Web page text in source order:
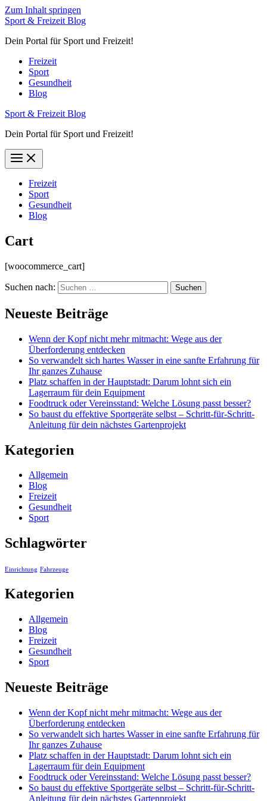
Zum Inhalt springen
Sport & Freizeit Blog
Dein Portal für Sport und Freizeit!
Freizeit
Sport
Gesundheit
Blog
Sport & Freizeit Blog
Dein Portal für Sport und Freizeit!
Freizeit
Sport
Gesundheit
Blog
Cart
[woocommerce_cart]
Suchen nach:
Neueste Beiträge
Wenn der Kopf nicht mehr mitmacht: Wege aus der
Überforderung entdecken
So verwandelt sich hartes Wasser in eine sanfte Erfahrung für
Ihr ganzes Zuhause
Platz schaffen in der Hauptstadt: Darum lohnt sich ein
Lagerraum für dein Equipment
Foodtruck oder Vereinsstand: Welche Lösung passt besser?
So baust du effektive Sportgeräte selbst – Schritt-für-Schritt-
Anleitung für dein nächstes Gartenprojekt
Kategorien
Allgemein
Blog
Freizeit
Gesundheit
Sport
Schlagwörter
Einrichtung Fahrzeuge
Kategorien
Allgemein
Blog
Freizeit
Gesundheit
Sport
Neueste Beiträge
Wenn der Kopf nicht mehr mitmacht: Wege aus der
Überforderung entdecken
So verwandelt sich hartes Wasser in eine sanfte Erfahrung für
Ihr ganzes Zuhause
Platz schaffen in der Hauptstadt: Darum lohnt sich ein
Lagerraum für dein Equipment
Foodtruck oder Vereinsstand: Welche Lösung passt besser?
So baust du effektive Sportgeräte selbst – Schritt-für-Schritt-
Anleitung für dein nächstes Gartenprojekt